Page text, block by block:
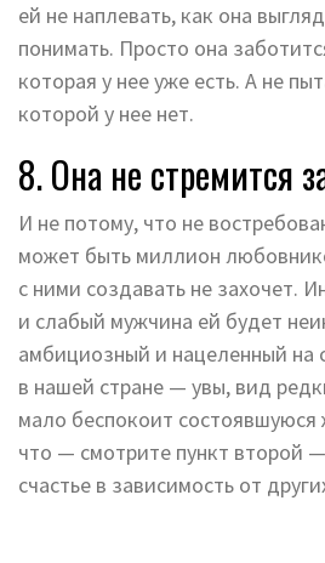
ей не наплевать, как она
понимать. Просто она
которая у нее уже есть. А не
которой у нее нет.
8. Она не стремится
И не потому, что не
может быть миллион
с ними создавать не захочет.
и слабый мужчина ей будет
амбициозный и нацеленный на
в нашей стране — увы, вид
мало беспокоит
что — смотрите пункт второй
счастье в зависимость от